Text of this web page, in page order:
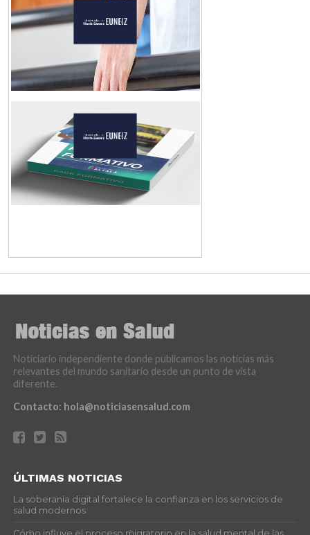
Noticiario independiente donde publicamos las noticias más
relevantes del mundo sanitario desde un punto de vista
diferente.
Contacto: hola@noticiasensalud.com
ÚLTIMAS NOTICIAS
La soberanía digital fortalece la confianza en los servicios de
salud modernos